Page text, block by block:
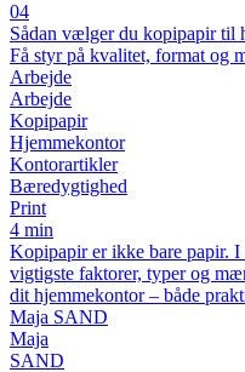
04
Sådan vælger du kopipapir til
Få styr på kvalitet, format og
Arbejde
Arbejde
Kopipapir
Hjemmekontor
Kontorartikler
Bæredygtighed
Print
4 min
Kopipapir er ikke bare papir.
vigtigste faktorer, typer og
dit hjemmekontor – både
Maja SAND
Maja
SAND